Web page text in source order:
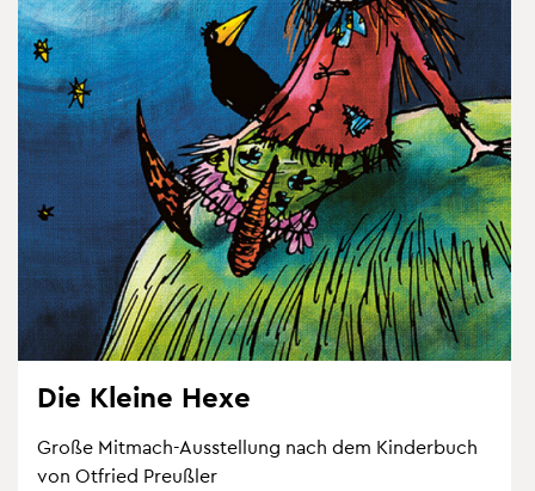
Die Klei­ne Hexe
Große Mit­mach-Aus­stel­lung nach dem Kin­der­buch
von Ot­fried Preu­ß­ler